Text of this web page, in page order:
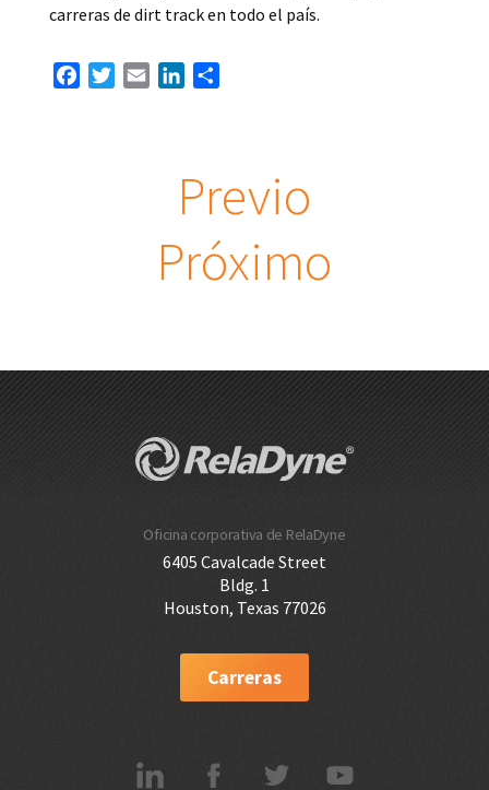
carreras de dirt track en todo el país.
FacebookTwitterEmail LinkedIn
Previo
Próximo
Oficina corporativa de RelaDyne
6405 Cavalcade Street
Bldg. 1
Houston, Texas 77026
Carreras